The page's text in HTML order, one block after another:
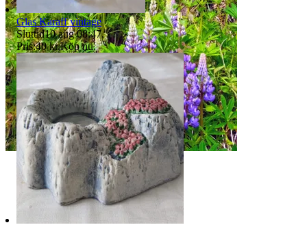
Glas Karaff vintage
Sluttid10 aug 08:47.
Pris:40 kr,Köp nu.